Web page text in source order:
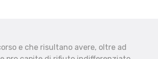
e che risultano avere, oltre ad